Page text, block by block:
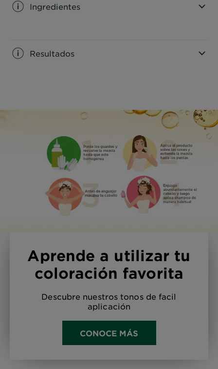
Ingredientes
Resultados
Aprende a utilizar tu
coloración favorita
Descubre nuestros tonos de facil
aplicación
CONOCE MÁS